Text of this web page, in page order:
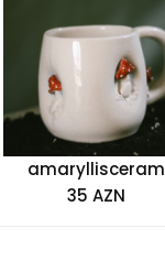
amaryllisceram
35 AZN